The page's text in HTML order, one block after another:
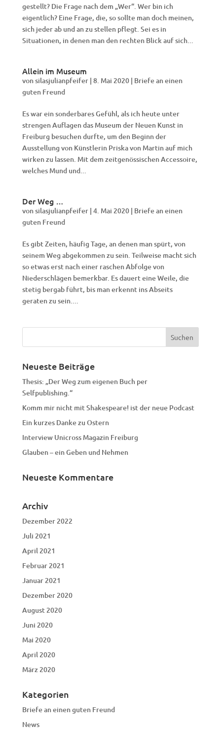
gestellt? Die Frage nach dem „Wer“. Wer bin ich
eigentlich? Eine Frage, die, so sollte man doch meinen,
sich jeder ab und an zu stellen pflegt. Sei es in
Situationen, in denen man den rechten Blick auf sich...
Allein im Museum
vonsilasjulianpfeifer| 8. Mai 2020| Briefe an einen
guten Freund
Es war ein sonderbares Gefühl, als ich heute unter
strengen Auflagen das Museum der Neuen Kunst in
Freiburg besuchen durfte, um den Beginn der
Ausstellung von Künstlerin Priska von Martin auf mich
wirken zu lassen. Mit dem zeitgenössischen Accessoire,
welches Mund und...
Der Weg …
vonsilasjulianpfeifer| 4. Mai 2020| Briefe an einen
guten Freund
Es gibt Zeiten, häufig Tage, an denen man spürt, von
seinem Weg abgekommen zu sein. Teilweise macht sich
so etwas erst nach einer raschen Abfolge von
Niederschlägen bemerkbar. Es dauert eine Weile, die
stetig bergab führt, bis man erkennt ins Abseits
geraten zu sein....
Neueste Beiträge
Thesis: „Der Weg zum eigenen Buch per
Selfpublishing.“
Komm mir nicht mit Shakespeare! ist der neue Podcast
Ein kurzes Danke zu Ostern
Interview Unicross Magazin Freiburg
Glauben – ein Geben und Nehmen
Neueste Kommentare
Archiv
Dezember 2022
Juli 2021
April 2021
Februar 2021
Januar 2021
Dezember 2020
August 2020
Juni 2020
Mai 2020
April 2020
März 2020
Kategorien
Briefe an einen guten Freund
News